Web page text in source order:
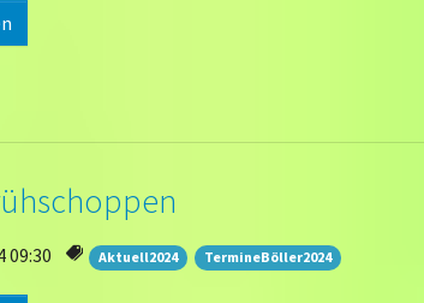
09:30 Aktuell2024 TermineBöller2024